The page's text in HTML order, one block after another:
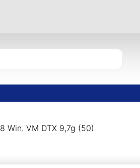
Win. VM DTX 9,7g (50)